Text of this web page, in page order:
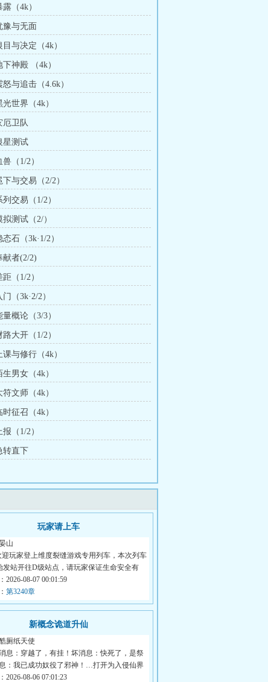
（4k）
豫与无面
与决定（4k）
神殿 （4k）
与追击（4.6k）
世界（4k）
厄卫队
星测试
（1/2）
与交易（2/2）
交易（1/2）
测试（2/）
石（3k·1/2）
献者(2/2)
（1/2）
（3k·2/2）
概论（3/3）
大开（1/2）
与修行（4k）
男女（4k）
文师（4k）
征召（4k）
（1/2）
转直下
玩家请上车
山
迎玩家登上维度裂缝游戏专用列车，本次列车
发站开往D级站点，请玩家保证生命安全有
2026-08-07 00:01:59
第3240章
新概念诡道升仙
厕纸天使
息：穿越了，有挂！坏消息：快死了，是祭
：我已成功奴役了邪神！…打开为入侵仙界
2026-08-06 07:01:23